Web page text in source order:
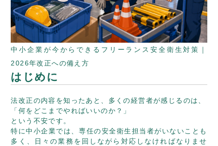
中小企業が今からできるフリーランス安全衛生対策｜
2026年改正への備え方
はじめに
法改正の内容を知ったあと、多くの経営者が感じるのは、
「何をどこまでやればいいのか？」
という不安です。
特に中小企業では、専任の安全衛生担当者がいないことも
多く、日々の業務を回しながら対応しなければなりませ